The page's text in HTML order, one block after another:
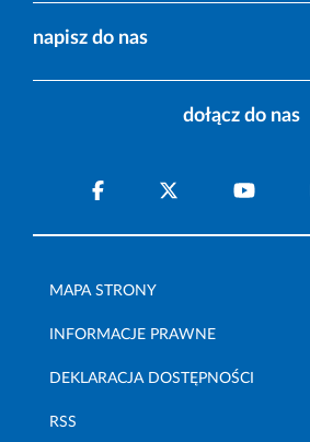
napisz do nas
dołącz do nas
MAPA STRONY
INFORMACJE PRAWNE
DEKLARACJA DOSTĘPNOŚCI
RSS